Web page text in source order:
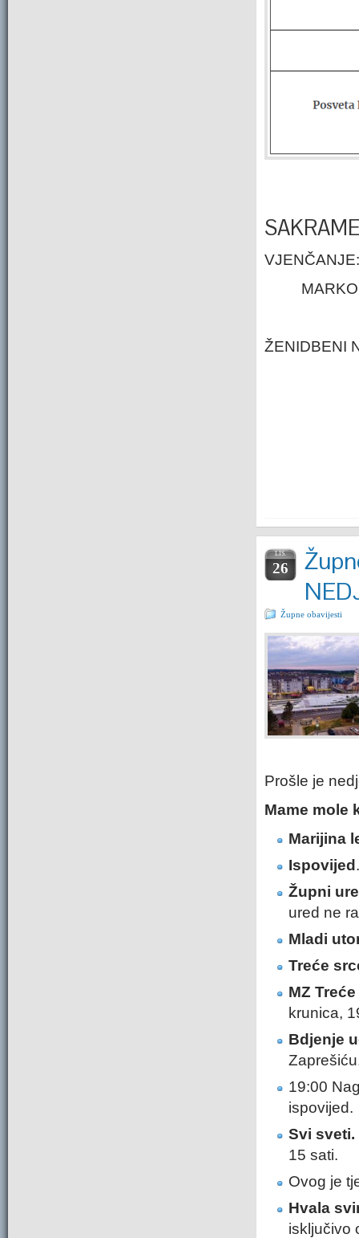
ŽENIDBENI
LIS.
26
Župne obavijesti
Prošle je
Mame mole
Marijina
Ispovijed
Župni
ured ne
Mladi
Treće
MZ
krunica,
Bdjenje
19:00
ispovijed.
Svi sveti.
15 sati.
Ovog je
Hvala
isključivo